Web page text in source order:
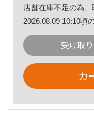
店舗在庫不足の為、
2026.08.09 10:10頃
受け取
カ